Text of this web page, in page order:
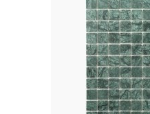
Керамогранит
Мозаика
Мозаика Bars
Мозаика